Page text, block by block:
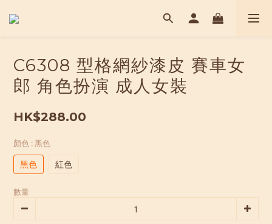
C6308 型格網紗漆皮 賽車女
郎 角色扮演 成人女裝
HK$288.00
顏色 : 黑色
黑色 紅色
數量